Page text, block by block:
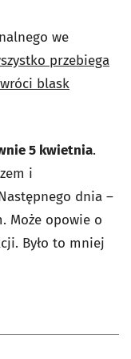
we
przebiega
blask
5 kwietnia.
i
dnia –
Może opowie o
Było to mniej